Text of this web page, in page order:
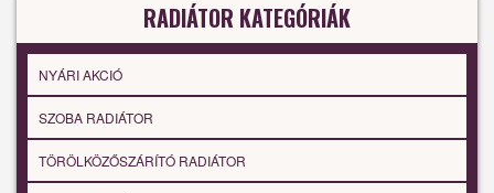
RADIÁTOR KATEGÓRIÁK
NYÁRI AKCIÓ
SZOBA RADIÁTOR
TÖRÖLKÖZŐSZÁRÍTÓ RADIÁTOR